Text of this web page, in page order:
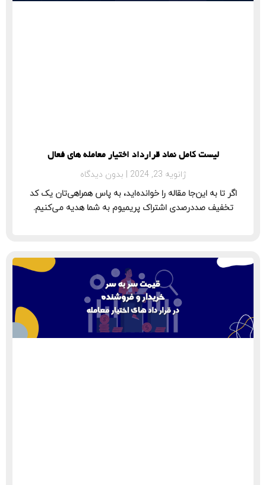
لیست کامل نماد قرارداد اختیار معامله‌ های فعال
ژانویه 23, 2024
بدون دیدگاه
اگر تا به این‌جا مقاله را خوانده‌اید، به پاس همراهی‌تان یک کد
تخفیف صددرصدی اشتراک پریمیوم به شما هدیه می‌کنیم.